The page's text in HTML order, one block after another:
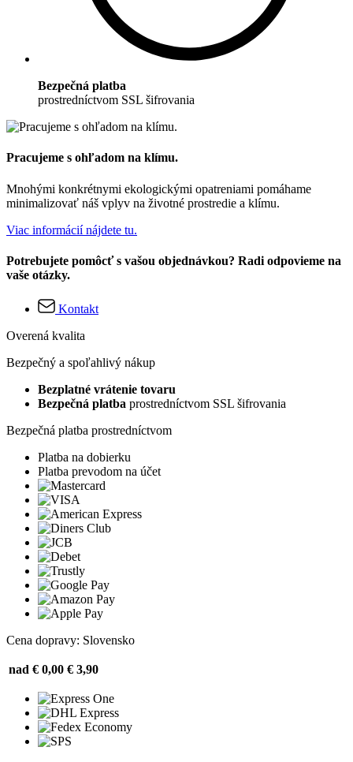
Bezpečná platba
prostredníctvom SSL šifrovania
Pracujeme s ohľadom na klímu.
Mnohými konkrétnymi ekologickými opatreniami pomáhame
minimalizovať náš vplyv na životné prostredie a klímu.
Viac informácií nájdete tu.
Potrebujete pomôcť s vašou objednávkou? Radi odpovieme na
vaše otázky.
Kontakt
Overená kvalita
Bezpečný a spoľahlivý nákup
Bezplatné vrátenie tovaru
Bezpečná platba prostredníctvom SSL šifrovania
Bezpečná platba prostredníctvom
Platba na dobierku
Platba prevodom na účet
Cena dopravy: Slovensko
nad € 0,00 € 3,90